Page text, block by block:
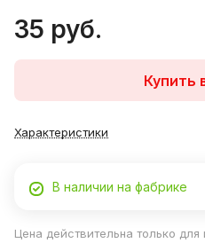
35 руб.
Купить
Характеристики
В наличии на фабрике
Цена действительна только